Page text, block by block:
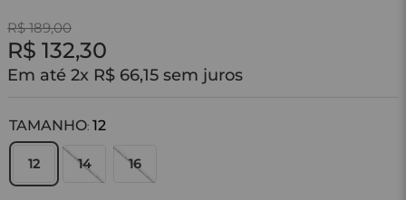
R$ 189,00
R$ 132,30
Em até 2x R$ 66,15 sem juros
TAMANHO: 12
12 14 16